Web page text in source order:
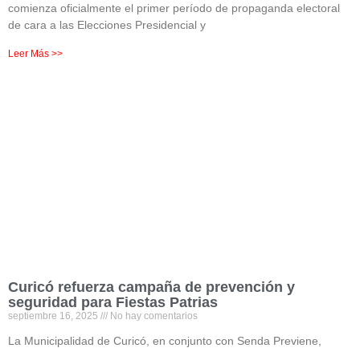
comienza oficialmente el primer período de propaganda electoral
de cara a las Elecciones Presidencial y
Leer Más >>
Curicó refuerza campaña de prevención y
seguridad para Fiestas Patrias
septiembre 16, 2025 No hay comentarios
La Municipalidad de Curicó, en conjunto con Senda Previene,